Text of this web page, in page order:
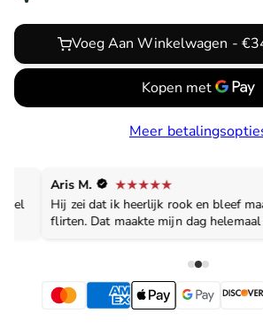
Voeg Aan Winkelwagen -
Meer
Aris M.
Hij zei dat ik heerlijk rook en bleef
flirten. Dat maakte mijn dag helemaal